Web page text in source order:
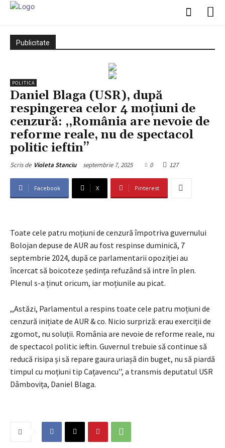
Publicitate
POLITICA
Daniel Blaga (USR), după
respingerea celor 4 moțiuni de
cenzură: ,,România are nevoie de
reforme reale, nu de spectacol
politic ieftin’’
Scris de Violeta Stanciu septembrie 7, 2025 0 127
Facebook X Pinterest
Toate cele patru moțiuni de cenzură împotriva guvernului
Bolojan depuse de AUR au fost respinse duminică, 7
septembrie 2024, după ce parlamentarii opoziției au
încercat să boicoteze ședința refuzând să intre în plen.
Plenul s-a ținut oricum, iar moțiunile au picat.
,,Astăzi, Parlamentul a respins toate cele patru moțiuni de
cenzură inițiate de AUR & co. Nicio surpriză: erau exerciții de
zgomot, nu soluții. România are nevoie de reforme reale, nu
de spectacol politic ieftin. Guvernul trebuie să continue să
reducă risipa și să repare gaura uriașă din buget, nu să piardă
timpul cu moțiuni tip Cațavencu’’, a transmis deputatul USR
Dâmbovița, Daniel Blaga.